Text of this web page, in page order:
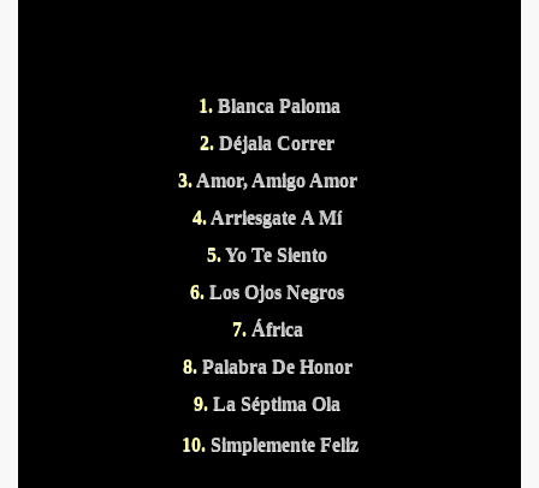
1. Blanca Paloma
2. Déjala Correr
3. Amor, Amigo Amor
4. Arriesgate A Mí
5.Yo Te Siento
6. Los Ojos Negros
7. África
8.Palabra De Honor
9. La Séptima Ola
10.Simplemente Feliz